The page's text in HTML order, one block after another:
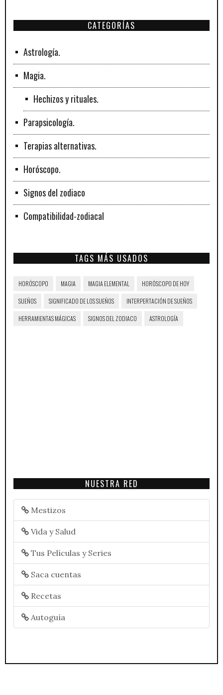
CATEGORÍAS
Astrología.
Magia.
Hechizos y rituales.
Parapsicología.
Terapias alternativas.
Horóscopo.
Signos del zodiaco
Compatibilidad-zodiacal
TAGS MÁS USADOS
HORÓSCOPO MAGIA MAGIA ELEMENTAL HORÓSCOPO DE HOY
SUEÑOS SIGNIFICADO DE LOS SUEÑOS INTERPERTACIÓN DE SUEÑOS
HERRAMIENTAS MÁGICAS SIGNOS DEL ZODIACO ASTROLOGÍA
NUESTRA RED
Mestizos
Vida y Salud
Tus Películas y Series
Saca cuentas
Recetas
Autoguía